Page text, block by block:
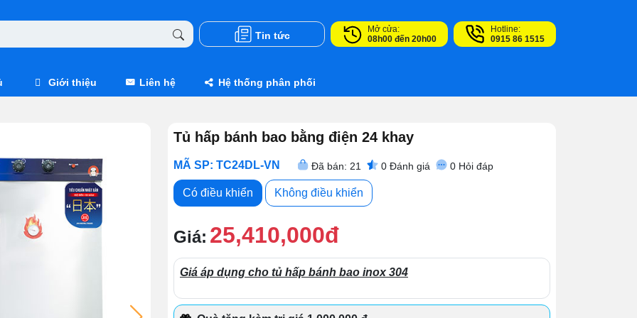
Tin tức
Mở cửa:
08h00 đến 20h00
Hotline:
0915 86 1515
Giới thiệu Liên hệ Hệ thống phân phối
Tủ hấp bánh bao bằng điện 24 khay
MÃ SP: TC24DL-VN Đã bán: 21 0 Đánh giá 0 Hỏi đáp
Có điều khiển Không điều khiển
Giá: 25,410,000đ
Giá áp dụng cho tủ hấp bánh bao inox 304